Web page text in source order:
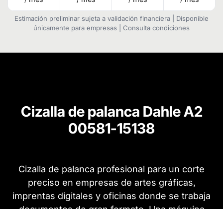
Estimación preliminar sujeta a validación financiera | Disponible
únicamente para empresas | Consulta condiciones
Cizalla de palanca Dahle A2
00581-15138
Cizalla de palanca profesional para un corte
preciso en empresas de artes gráficas,
imprentas digitales y oficinas donde se trabaja